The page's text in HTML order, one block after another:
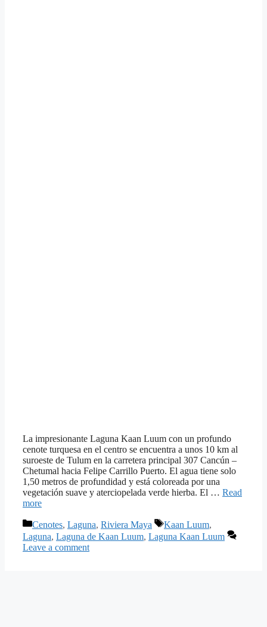
La impresionante Laguna Kaan Luum con un profundo
cenote turquesa en el centro se encuentra a unos 10 km al
suroeste de Tulum en la carretera principal 307 Cancún –
Chetumal hacia Felipe Carrillo Puerto. El agua tiene solo
1,50 metros de profundidad y está coloreada por una
vegetación suave y aterciopelada verde hierba. El … Read
more
Categories
Cenotes, Laguna, Riviera Maya Tags
Kaan Luum,
Laguna, Laguna de Kaan Luum, Laguna Kaan Luum
Leave a comment